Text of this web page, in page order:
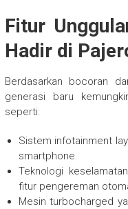
Fitur
Hadir di
Berdasarkan bocoran
generasi baru
seperti:
Sistem infotainment
smartphone.
Teknologi
fitur pengereman
Mesin turbocharged